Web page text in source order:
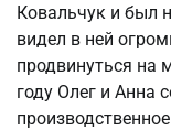
Ковальчук и был
видел в ней
продвинуться на
году Олег и Анна